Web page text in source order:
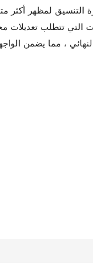
التنسيق لمظهر أكثر
التي تتطلب تعديلات